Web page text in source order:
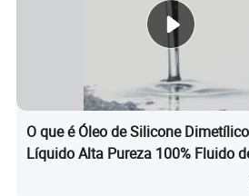
Silicone tensioactivo para agricultura silicone
polieternas trisiloxano
Ponto de nuvem (solução
aquosa de 1% de toneladas)
Agente de espalhamento e humedecimento ,
ecológico
O que é Óleo de Silicone
Líquido Alta Pureza 100% Fluido